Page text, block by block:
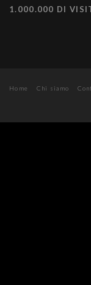
1.000.000 DI
Home Chi siamo